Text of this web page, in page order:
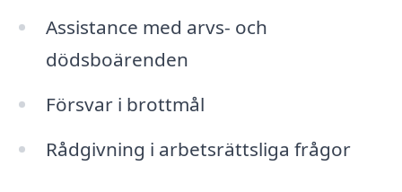
Assistance med arvs- och
dödsboärenden
Försvar i brottmål
Rådgivning i arbetsrättsliga frågor